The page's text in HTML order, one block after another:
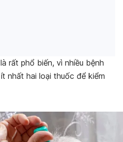
rất phổ biến, vì nhiều bệnh
nhất hai loại thuốc để kiểm